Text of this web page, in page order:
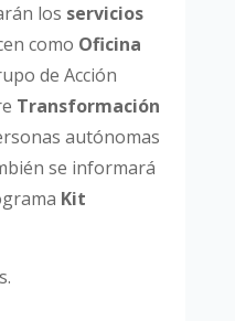
los servicios
como Oficina
de Acción
Transformación
autónomas
se informará
Kit